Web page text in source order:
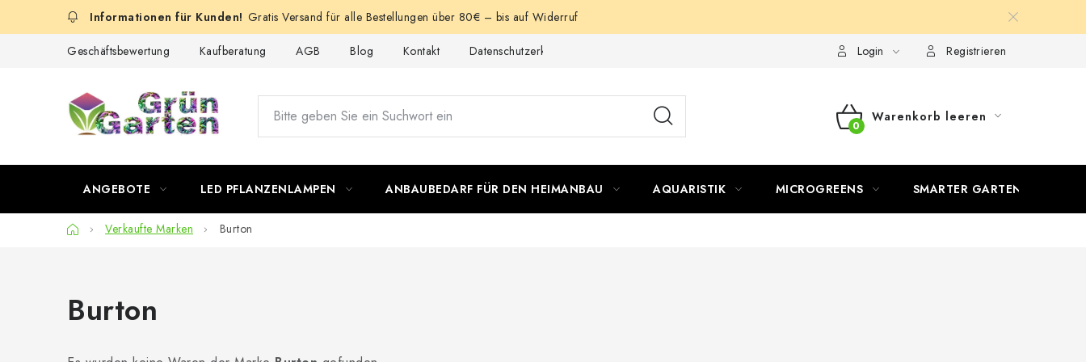
Gratis Versand für alle Bestellungen über 80€ – bis auf Widerruf
Geschäftsbewertung Kaufberatung AGB Blog Kontakt Datenschutzerklärung Login Registrieren
WARENKORB
Warenkorb leeren
ANGEBOTE LED PFLANZENLAMPEN ANBAUBEDARF FÜR DEN HEIMANBAU AQUARISTIK MICROGREENS SMARTER GARTEN
StartseiteVerkaufte Marken Burton
Burton